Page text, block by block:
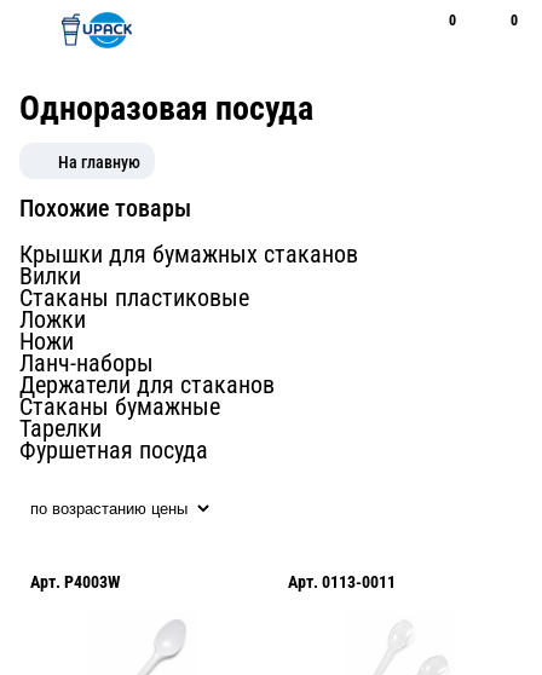
0 0
Одноразовая посуда
На главную
Похожие товары
Крышки для бумажных стаканов
Вилки
Стаканы пластиковые
Ложки
Ножи
Ланч-наборы
Держатели для стаканов
Стаканы бумажные
Тарелки
Фуршетная посуда
Арт. P4003W Арт. 0113-0011